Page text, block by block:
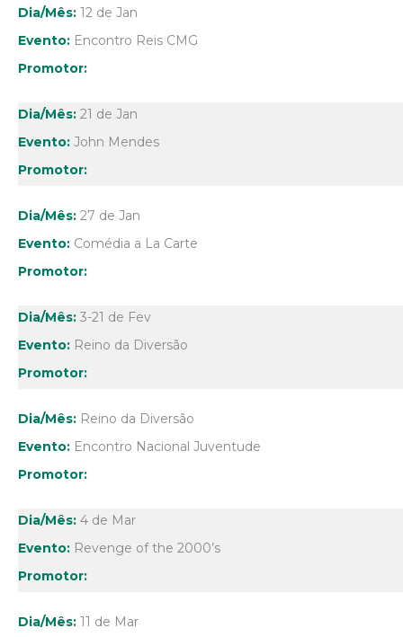
12 de Jan
Encontro Reis CMG
21 de Jan
John Mendes
27 de Jan
Comédia a La Carte
3-21 de Fev
Reino da Diversão
Reino da Diversão
Encontro Nacional Juventude
4 de Mar
Revenge of the 2000’s
11 de Mar